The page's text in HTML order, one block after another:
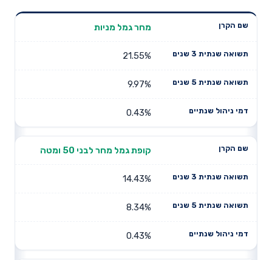
שנים
תשואה
מחר גמל מניות
21.55%
9.97%
0.43%
קופת גמל מחר לבני 50 ומטה
14.43%
8.34%
0.43%